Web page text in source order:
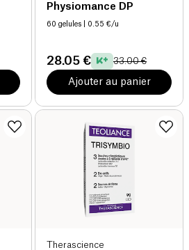
Physiomance DP
60 gelules | 0.55 €/u
28.05 € 33.00 €
Ajouter au panier
Therascience